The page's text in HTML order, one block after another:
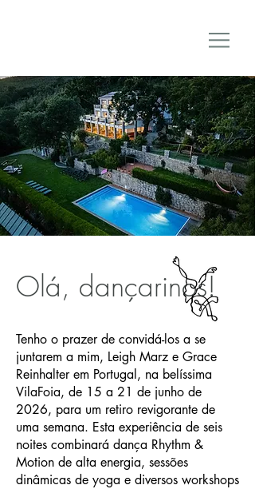
Olá, dançarinos!
Tenho o prazer de convidá-los a se
juntarem a mim, Leigh Marz e Grace
Reinhalter em Portugal, na belíssima
VilaFoia, de 15 a 21 de junho de
2026, para um retiro revigorante de
uma semana. Esta experiência de seis
noites combinará dança Rhythm &
Motion de alta energia, sessões
dinâmicas de yoga e diversos workshops